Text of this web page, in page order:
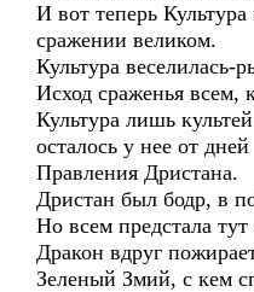
И вот теперь
сражении великом.
Культура веселилась-
Исход сраженья всем,
Культура лишь
осталось у нее от дней
Правления Дристана.
Дристан был бодр, в
Но всем предстала
Дракон вдруг
Зеленый Змий, с кем